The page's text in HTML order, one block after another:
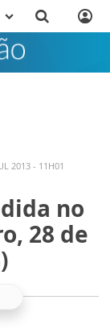
2013 - 11H01
no
28 de